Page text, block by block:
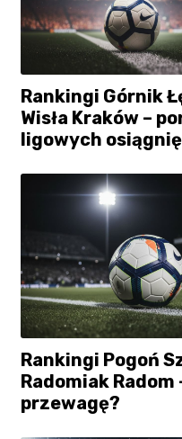
Rankingi Górnik
Wisła Kraków –
ligowych
Rankingi Pogoń
Radomiak Radom
przewagę?